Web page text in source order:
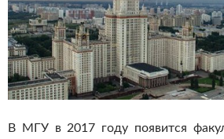
В МГУ в 2017 году появится